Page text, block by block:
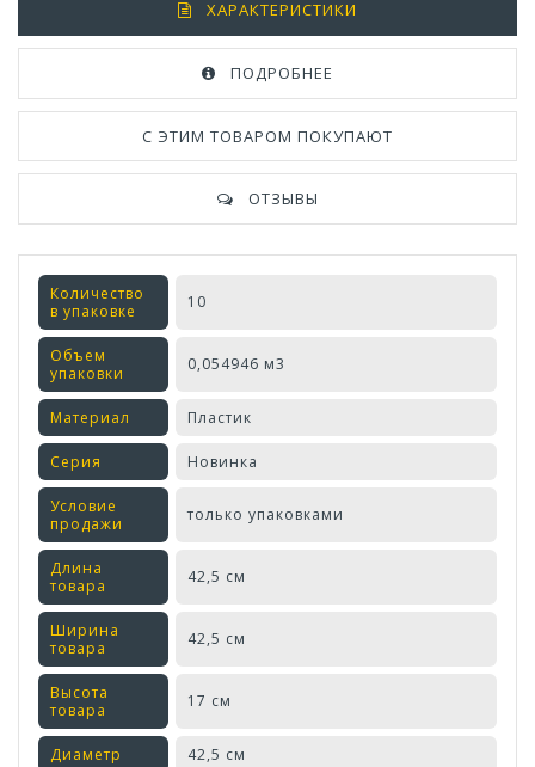
ХАРАКТЕРИСТИКИ
ПОДРОБНЕЕ
С ЭТИМ ТОВАРОМ ПОКУПАЮТ
ОТЗЫВЫ
Количество
в упаковке
10
Объем
упаковки
0,054946 м3
Материал Пластик
Серия Новинка
Условие
продажи
только упаковками
Длина
товара
42,5 см
Ширина
товара
42,5 см
Высота
товара
17 см
Диаметр 42,5 см